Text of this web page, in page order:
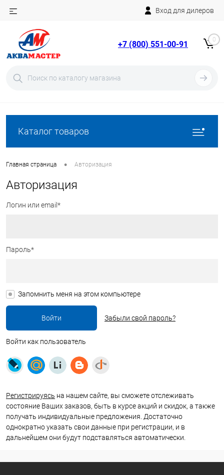
Вход для дилеров
+7 (800) 551-00-91 0
Каталог товаров
Главная страница • Авторизация
Авторизация
Логин или email*
Пароль*
Запомнить меня на этом компьютере
Забыли свой пароль?
Войти как пользователь
Регистрируясь на нашем сайте, вы сможете отслеживать
состояние Ваших заказов, быть в курсе акций и скидок, а также
получать индивидуальные предложения. Достаточно
однократно указать свои данные при регистрации, и в
дальнейшем они будут подставляться автоматически.